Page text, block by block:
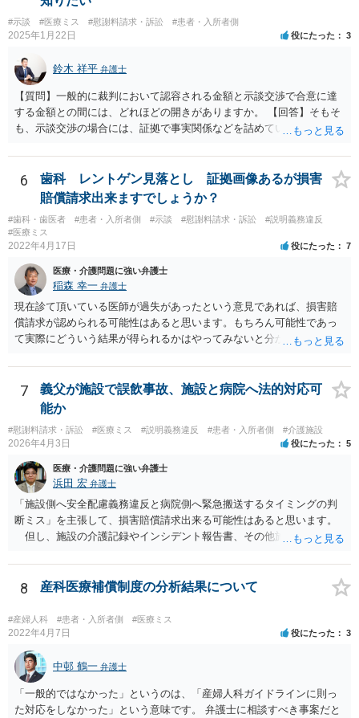
#示談 #医療ミス #慰謝料請求・訴訟 #患者・入所者側
2025年1月22日 役にたった 3
鈴木 祥平 弁護士
【質問】一般的に裁判において認容される金額と示談交渉で合意に達
する金額との間には、どれほどの開きがありますか。 【回答】そもそ
も、示談交渉の場合には、証拠で事実関係などを詰めていないことが
程度にはなると思います。
6
歯科 レントゲン見落とし 証拠画像あるが損害
賠償請求出来ますでしょうか？
#歯科・歯医者 #患者・入所者側 #示談 #慰謝料請求・訴訟
#説明義務違反
#医療ミス
2022年4月17日 役にたった 7
医療・介護問題に強い弁護士
稲森 幸一 弁護士
現在診て頂いている医師が過失があったという意見であれば、損害賠
償請求が認められる可能性はあると思います。もちろん可能性であっ
て実際にどういう結果が得られるかはやってみないと分かりません
療費や精神的苦痛を受けた分の慰謝料や仕事に影響があれば休業損害
などが考えられます。 頑張ってください。
7
義父が施設で誤飲事故、施設と病院へ法的対応可
能か
#慰謝料請求・訴訟 #医療ミス #説明義務違反 #患者・入所者側 #介護施設
2026年4月3日 役にたった 5
医療・介護問題に強い弁護士
浜田 宏 弁護士
「施設側へ安全配慮義務違反と病院側へ緊急搬送するタイミングの判
断ミス」を主張して、損害賠償請求出来る可能性はあると思います。
但し、施設の介護記録やインシデント報告書、その他施設内で作成
れているのであれば消防の記録等を調査してみなければ、裁判で勝て
る可能性があるかどうかまでは判断できません。これはどの介護事
故・医療事故でも同様です。 一度弁護士にご相談の上、まずは調査
事件として依頼された方が良いと思います。
8 産科医療補償制度の分析結果について
#産婦人科 #患者・入所者側 #医療ミス
2022年4月7日 役にたった 3
中邨 鶴一 弁護士
「一般的ではなかった」というのは、「産婦人科ガイドラインに則っ
た対応をしなかった」という意味です。 弁護士に相談すべき事案だと